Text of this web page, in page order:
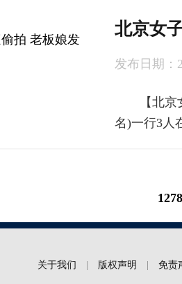
北京女
发布日期：
【北京女
名)一行3人
1278
关于我们 版权声明 免责